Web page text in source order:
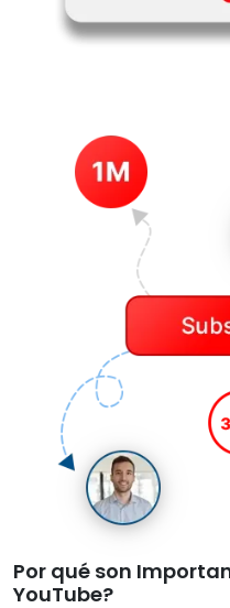
Por qué son
YouTube?